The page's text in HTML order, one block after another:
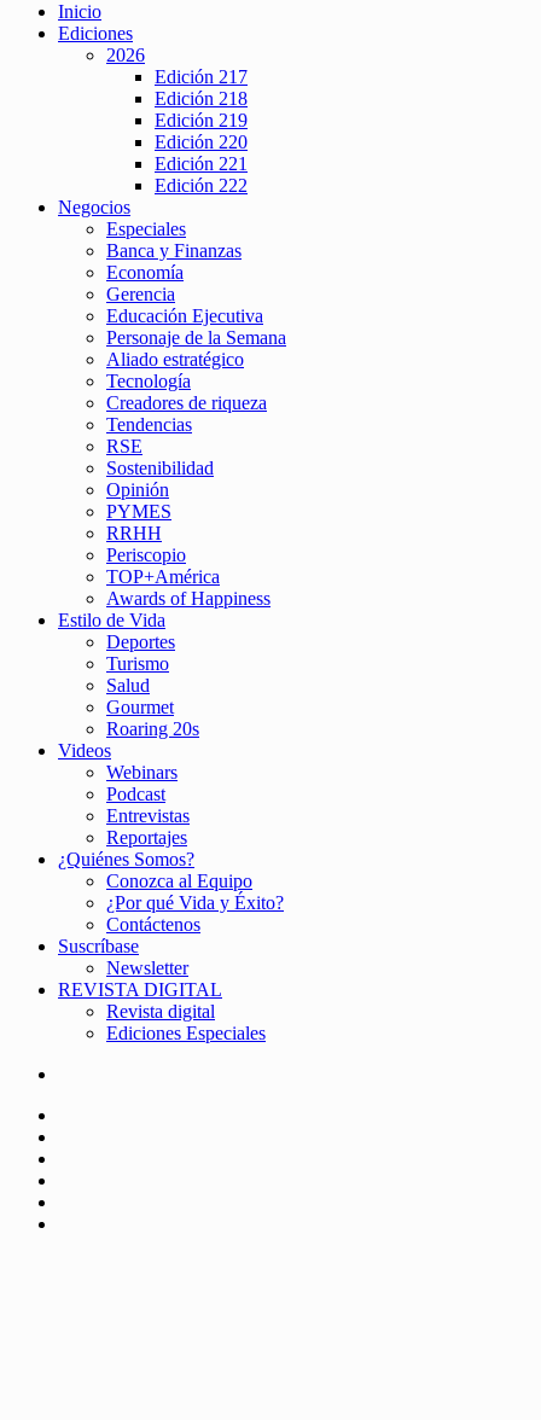
Inicio
Ediciones
2026
Edición 217
Edición 218
Edición 219
Edición 220
Edición 221
Edición 222
Negocios
Especiales
Banca y Finanzas
Economía
Gerencia
Educación Ejecutiva
Personaje de la Semana
Aliado estratégico
Tecnología
Creadores de riqueza
Tendencias
RSE
Sostenibilidad
Opinión
PYMES
RRHH
Periscopio
TOP+América
Awards of Happiness
Estilo de Vida
Deportes
Turismo
Salud
Gourmet
Roaring 20s
Videos
Webinars
Podcast
Entrevistas
Reportajes
¿Quiénes Somos?
Conozca al Equipo
¿Por qué Vida y Éxito?
Contáctenos
Suscríbase
Newsletter
REVISTA DIGITAL
Revista digital
Ediciones Especiales